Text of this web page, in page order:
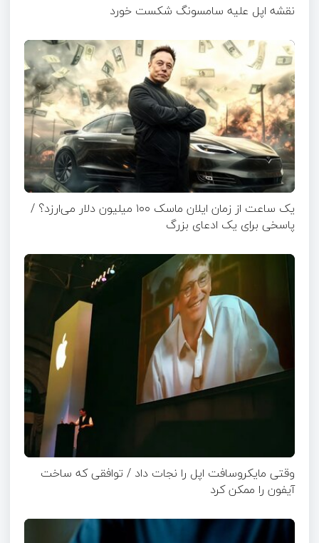
نقشه اپل علیه سامسونگ شکست خورد
یک ساعت از زمان ایلان ماسک ۱۰۰ میلیون دلار می‌ارزد؟ /
پاسخی برای یک ادعای بزرگ
وقتی مایکروسافت اپل را نجات داد / توافقی که ساخت
آیفون را ممکن کرد